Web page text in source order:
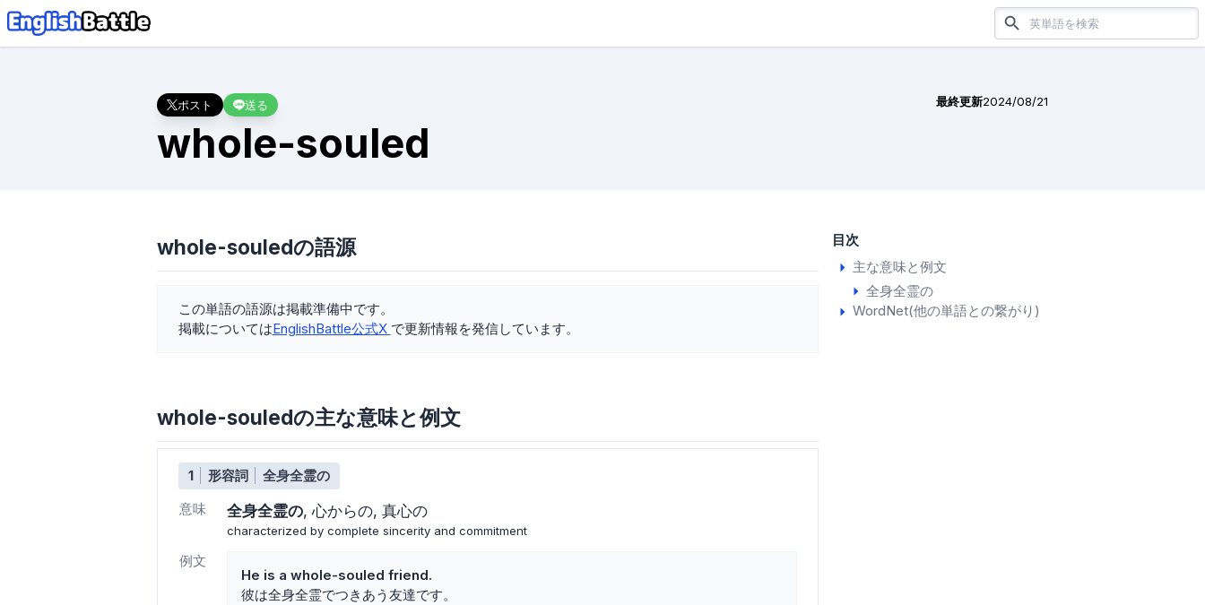
ポスト 送る 最終更新2024/08/21
whole-souled
目次
主な意味と例文
全身全霊の
WordNet(他の単語との繋がり)
whole-souledの語源
この単語の語源は掲載準備中です。
掲載についてはEnglishBattle公式X で更新情報を発信しています。
whole-souledの主な意味と例文
1 形容詞
全身全霊の
意味
全身全霊の 心からの 真心の
characterized by complete sincerity and commitment
例文
He is a whole-souled friend.
彼は全身全霊でつきあう友達です。